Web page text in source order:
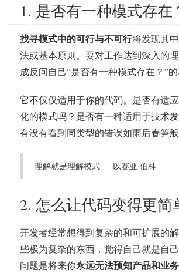
1. 是否有一种模式存在
找寻模式中的可行与不可行将发现其
法或基本原则。要对工作达到深入的
成反问自己“是否有一种模式存在？”的
它不仅仅适用于你的代码。是否有适
化的模式吗？是否有一种适用于技术
有没有看到同类型的错误如雨后春笋
理解就是理解模式 — 以赛亚·伯林
2. 怎么让代码变得更简
开发者经常想得到复杂的和可扩展的
些极为复杂的东西，觉得自己就是自己
问题是将来你永远无法预知产品和业